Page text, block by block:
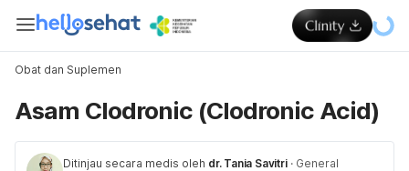
Obat dan Suplemen
Asam Clodronic (Clodronic Acid)
Ditinjau secara medis oleh dr. Tania Savitri · General